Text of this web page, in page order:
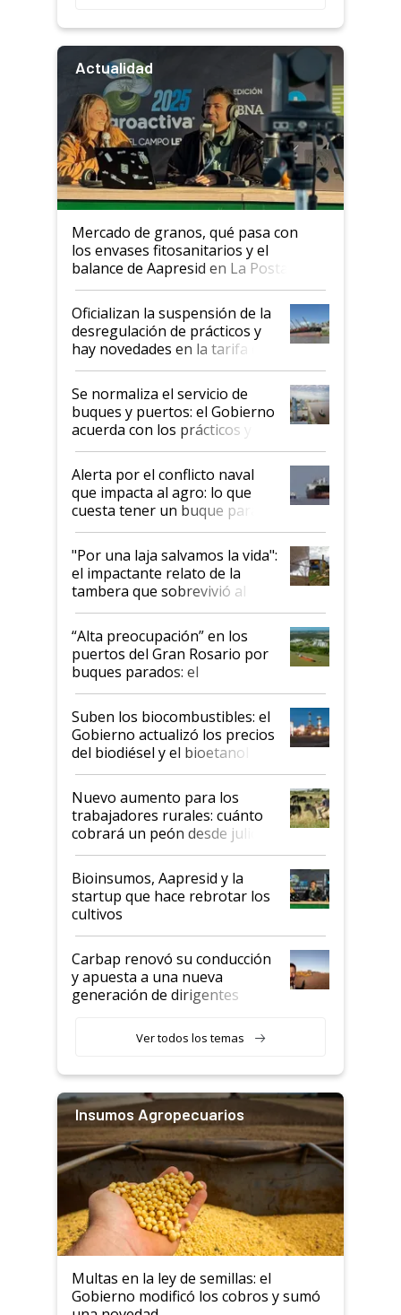
Actualidad
Mercado de granos, qué pasa con
los envases fitosanitarios y el
balance de Aapresid en La Posta
Oficializan la suspensión de la
desregulación de prácticos y
hay novedades en la tarifa de
la hidrovía
Se normaliza el servicio de
buques y puertos: el Gobierno
acuerda con los prácticos y
suspende el decreto de
desregulación
Alerta por el conflicto naval
que impacta al agro: lo que
cuesta tener un buque parado
y el peligro de que Argentina
pase a ser "país sucio"
"Por una laja salvamos la vida":
el impactante relato de la
tambera que sobrevivió al
tornado
“Alta preocupación” en los
puertos del Gran Rosario por
buques parados: el
funcionamiento de las
exportadoras en tensión tras
la medida de fuerza de los
prácticos
Suben los biocombustibles: el
Gobierno actualizó los precios
del biodiésel y el bioetanol
Nuevo aumento para los
trabajadores rurales: cuánto
cobrará un peón desde julio
Bioinsumos, Aapresid y la
startup que hace rebrotar los
cultivos
Carbap renovó su conducción
y apuesta a una nueva
generación de dirigentes
Ver todos los temas
Insumos Agropecuarios
Multas en la ley de semillas: el
Gobierno modificó los cobros y sumó